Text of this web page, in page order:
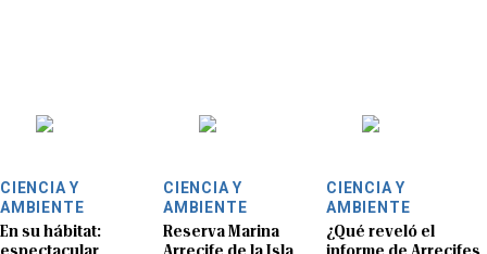
CIENCIA Y
AMBIENTE
En su hábitat:
espectacular
CIENCIA Y
AMBIENTE
Reserva Marina
Arrecife de la Isla
CIENCIA Y
AMBIENTE
¿Qué reveló el
informe de Arrecifes